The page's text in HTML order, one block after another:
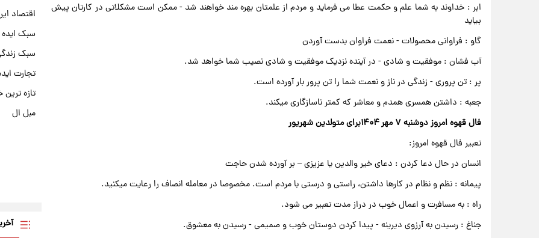
ابر : خداوند به شما علم و حکمت عطا می فرماید و مردم از علمتان بهره مند خواهند شد - ممکن است مشکلاتی در کارتان پیش
بیاید
گاو : فراوانی محصولات - نعمت فراوان بدست آوردن
آب فشان : موفقیت و شادی - در آینده نزدیک موفقیت و شادی نصیب شما خواهد شد.
پر : تن پروری - زندگی در ناز و نعمت شما را تن پرور بار آورده است.
جعبه : داشتن همسری همدم و معاشر که کمتر ناسازگاری میکند.
فال قهوه امروز دوشنبه ۷ مهر ۱۴۰۴برای متولدین شهریور
تعبیر فال قهوه امروز:
انسان در حال دعا کردن : دعای خیر والدین یا عزیزی – بر آورده شدن حاجت
پیمانه : نظم و نظام در کارها داشتن، راستی و درستی با مردم است. مخصوصا در معامله انصاف را رعایت میکنید.
راه : به مسافرت و اعمال خوب در دراز مدت تعبیر می شود.
جناغ : رسیدن به آرزوی دیرینه - پیدا کردن دوستان خوب و صمیمی - رسیدن به معشوق.
اقتصاد
سبک
سبک
تجارت
تازه ترین
مبل ال